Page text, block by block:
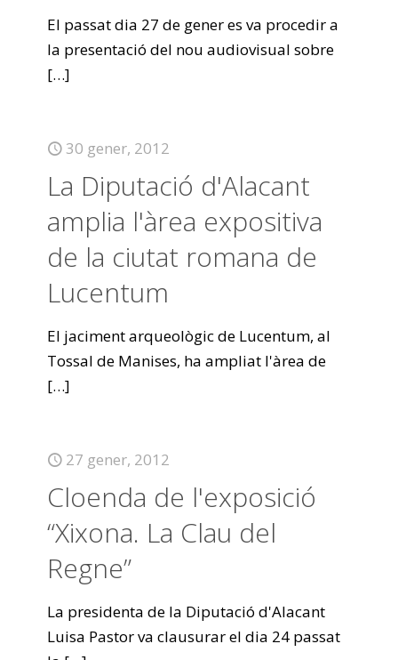
El passat dia 27 de gener es va procedir a
la presentació del nou audiovisual sobre
[…]
30 gener, 2012
La Diputació d'Alacant
amplia l'àrea expositiva
de la ciutat romana de
Lucentum
El jaciment arqueològic de Lucentum, al
Tossal de Manises, ha ampliat l'àrea de
[…]
27 gener, 2012
Cloenda de l'exposició
“Xixona. La Clau del
Regne”
La presidenta de la Diputació d'Alacant
Luisa Pastor va clausurar el dia 24 passat